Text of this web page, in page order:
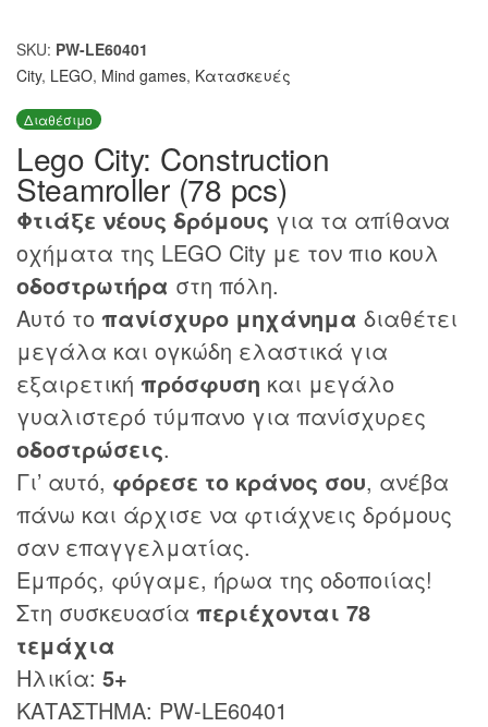
SKU: PW-LE60401
City, LEGO, Mind games, Κατασκευές
Διαθέσιμο
Lego City: Construction
Steamroller (78 pcs)
Φτιάξε νέους δρόμους για τα απίθανα
οχήματα της LEGO City με τον πιο κουλ
οδοστρωτήρα στη πόλη.
Αυτό το πανίσχυρο μηχάνημα διαθέτει
μεγάλα και ογκώδη ελαστικά για
εξαιρετική πρόσφυση και μεγάλο
γυαλιστερό τύμπανο για πανίσχυρες
οδοστρώσεις.
Γι’ αυτό, φόρεσε το κράνος σου, ανέβα
πάνω και άρχισε να φτιάχνεις δρόμους
σαν επαγγελματίας.
Εμπρός, φύγαμε, ήρωα της οδοποιίας!
Στη συσκευασία περιέχονται 78
τεμάχια
Ηλικία: 5+
ΚΑΤΑΣΤΗΜΑ: PW-LE60401